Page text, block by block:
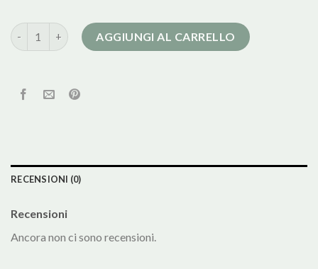
cappotto donna in lana quantitàAGGIUNGI AL CARRELLO
RECENSIONI (0)
Recensioni
Ancora non ci sono recensioni.